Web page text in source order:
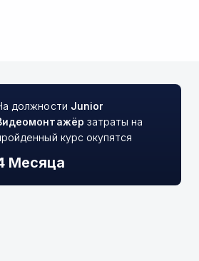
должности Junior
затраты на
курс окупятся
Месяца